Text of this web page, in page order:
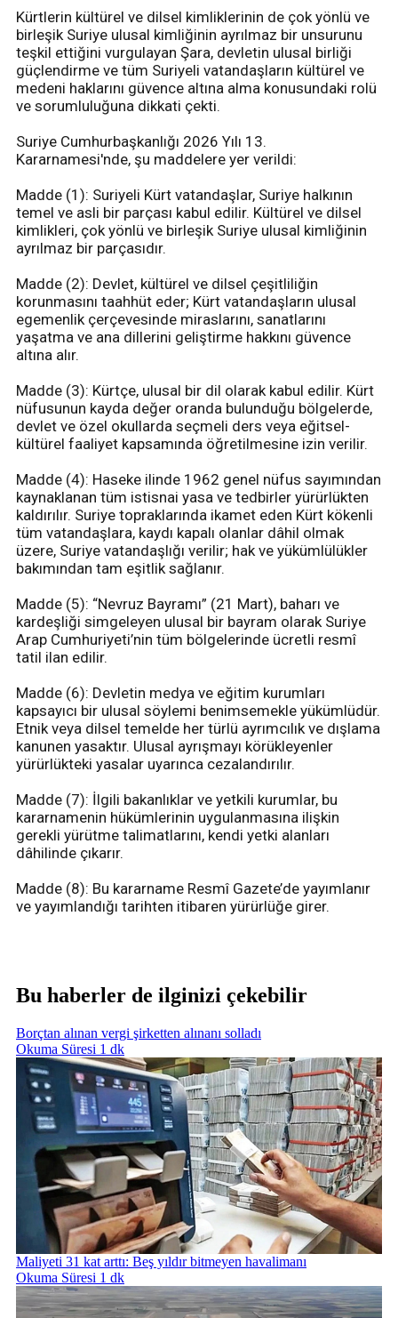
Kürtlerin kültürel ve dilsel kimliklerinin de çok yönlü ve
birleşik Suriye ulusal kimliğinin ayrılmaz bir unsurunu
teşkil ettiğini vurgulayan Şara, devletin ulusal birliği
güçlendirme ve tüm Suriyeli vatandaşların kültürel ve
medeni haklarını güvence altına alma konusundaki rolü
ve sorumluluğuna dikkati çekti.
Suriye Cumhurbaşkanlığı 2026 Yılı 13.
Kararnamesi'nde, şu maddelere yer verildi:
Madde (1): Suriyeli Kürt vatandaşlar, Suriye halkının
temel ve asli bir parçası kabul edilir. Kültürel ve dilsel
kimlikleri, çok yönlü ve birleşik Suriye ulusal kimliğinin
ayrılmaz bir parçasıdır.
Madde (2): Devlet, kültürel ve dilsel çeşitliliğin
korunmasını taahhüt eder; Kürt vatandaşların ulusal
egemenlik çerçevesinde miraslarını, sanatlarını
yaşatma ve ana dillerini geliştirme hakkını güvence
altına alır.
Madde (3): Kürtçe, ulusal bir dil olarak kabul edilir. Kürt
nüfusunun kayda değer oranda bulunduğu bölgelerde,
devlet ve özel okullarda seçmeli ders veya eğitsel-
kültürel faaliyet kapsamında öğretilmesine izin verilir.
Madde (4): Haseke ilinde 1962 genel nüfus sayımından
kaynaklanan tüm istisnai yasa ve tedbirler yürürlükten
kaldırılır. Suriye topraklarında ikamet eden Kürt kökenli
tüm vatandaşlara, kaydı kapalı olanlar dâhil olmak
üzere, Suriye vatandaşlığı verilir; hak ve yükümlülükler
bakımından tam eşitlik sağlanır.
Madde (5): “Nevruz Bayramı” (21 Mart), baharı ve
kardeşliği simgeleyen ulusal bir bayram olarak Suriye
Arap Cumhuriyeti’nin tüm bölgelerinde ücretli resmî
tatil ilan edilir.
Madde (6): Devletin medya ve eğitim kurumları
kapsayıcı bir ulusal söylemi benimsemekle yükümlüdür.
Etnik veya dilsel temelde her türlü ayrımcılık ve dışlama
kanunen yasaktır. Ulusal ayrışmayı körükleyenler
yürürlükteki yasalar uyarınca cezalandırılır.
Madde (7): İlgili bakanlıklar ve yetkili kurumlar, bu
kararnamenin hükümlerinin uygulanmasına ilişkin
gerekli yürütme talimatlarını, kendi yetki alanları
dâhilinde çıkarır.
Madde (8): Bu kararname Resmî Gazete’de yayımlanır
ve yayımlandığı tarihten itibaren yürürlüğe girer.
Bu haberler de ilginizi çekebilir
Borçtan alınan vergi şirketten alınanı solladı
Okuma Süresi 1 dk
Maliyeti 31 kat arttı: Beş yıldır bitmeyen havalimanı
Okuma Süresi 1 dk